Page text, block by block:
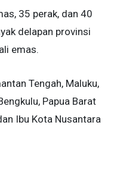
35 perak, dan 40
delapan provinsi
emas.
Tengah, Maluku,
Papua Barat
Ibu Kota Nusantara